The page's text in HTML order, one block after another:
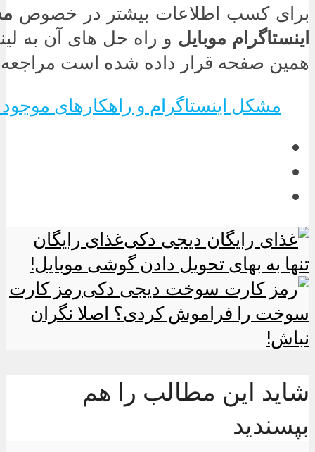
برای کسب اطلاعات بیشتر در خصوص
اینستاگرام موبایل و راه حل های آن به
همین صفحه قرار داده شده است مراجعه
مشکل اینستاگرام و راهکارهای
غذای رایگان
تنها به بهای تحویل دادن گوشی موبایل!
رمز کارت
سوخت را فراموش کردی؟ اصلا نگران
نباش!
شاید این مطالب را هم
بپسندید